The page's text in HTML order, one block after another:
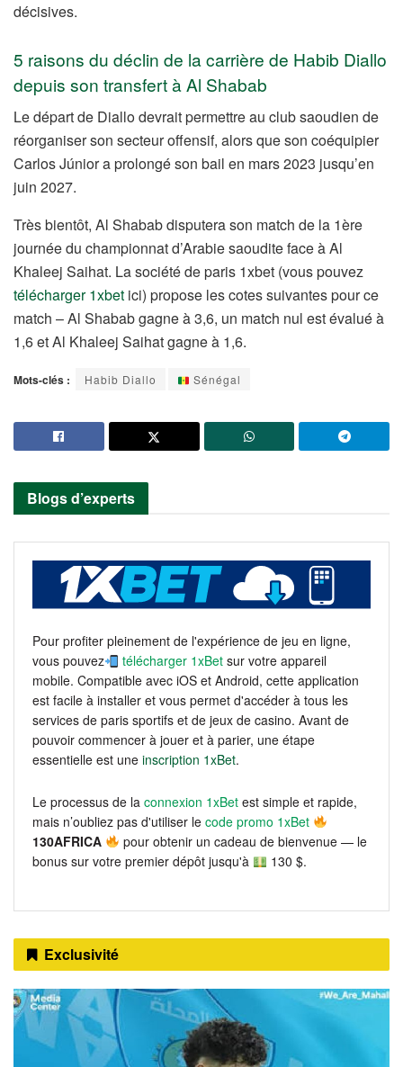
décisives.
5 raisons du déclin de la carrière de Habib Diallo
depuis son transfert à Al Shabab
Le départ de Diallo devrait permettre au club saoudien de
réorganiser son secteur offensif, alors que son coéquipier
Carlos Júnior a prolongé son bail en mars 2023 jusqu’en
juin 2027.
Très bientôt, Al Shabab disputera son match de la 1ère
journée du championnat d’Arabie saoudite face à Al
Khaleej Saihat. La société de paris 1xbet (vous pouvez
télécharger 1xbet ici) propose les cotes suivantes pour ce
match – Al Shabab gagne à 3,6, un match nul est évalué à
1,6 et Al Khaleej Saihat gagne à 1,6.
Mots-clés : Habib Diallo Sénégal
Blogs d’experts
Pour profiter pleinement de l'expérience de jeu en ligne,
vous pouvez
télécharger 1xBet sur votre appareil
mobile. Compatible avec iOS et Android, cette application
est facile à installer et vous permet d'accéder à tous les
services de paris sportifs et de jeux de casino. Avant de
pouvoir commencer à jouer et à parier, une étape
essentielle est une inscription 1xBet.
Le processus de la connexion 1xBet est simple et rapide,
mais n’oubliez pas d'utiliser le code promo 1xBet
130AFRICA
pour obtenir un cadeau de bienvenue — le
bonus sur votre premier dépôt jusqu'à
130 $.
Exclusivité